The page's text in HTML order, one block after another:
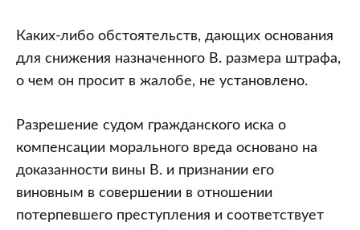
Каких-либо обстоятельств, дающих основания
для снижения назначенного В. размера штрафа,
о чем он просит в жалобе, не установлено.
Разрешение судом гражданского иска о
компенсации морального вреда основано на
доказанности вины В. и признании его
виновным в совершении в отношении
потерпевшего преступления и соответствует